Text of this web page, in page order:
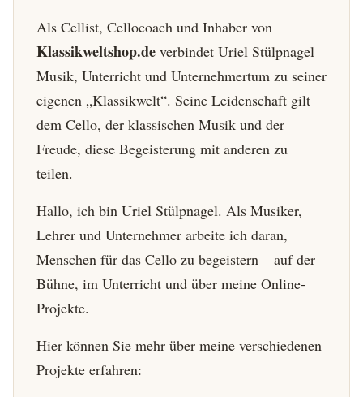
Als Cellist, Cellocoach und Inhaber von
Klassikweltshop.de verbindet Uriel Stülpnagel
Musik, Unterricht und Unternehmertum zu seiner
eigenen „Klassikwelt“. Seine Leidenschaft gilt
dem Cello, der klassischen Musik und der
Freude, diese Begeisterung mit anderen zu
teilen.
Hallo, ich bin Uriel Stülpnagel. Als Musiker,
Lehrer und Unternehmer arbeite ich daran,
Menschen für das Cello zu begeistern – auf der
Bühne, im Unterricht und über meine Online-
Projekte.
Hier können Sie mehr über meine verschiedenen
Projekte erfahren: